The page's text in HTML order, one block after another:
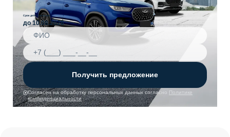
Получить предложение
Согласен на обработку персональных данных согласно Политике
конфиденциальности
Срок действия акции
до 10.08.2026